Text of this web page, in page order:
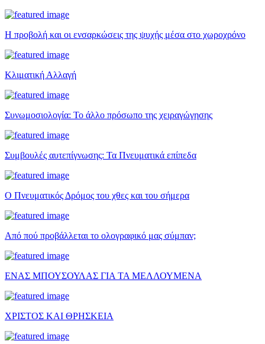
Η προβολή και οι ενσαρκώσεις της ψυχής μέσα στο χωροχρόνο
Κλιματική Αλλαγή
Συνωμοσιολογία: Το άλλο πρόσωπο της χειραγώγησης
Συμβουλές αυτεπίγνωσης: Τα Πνευματικά επίπεδα
Ο Πνευματικός Δρόμος του χθες και του σήμερα
Από πού προβάλλεται το ολογραφικό μας σύμπαν;
ΕΝΑΣ ΜΠΟΥΣΟΥΛΑΣ ΓΙΑ ΤΑ ΜΕΛΛΟΥΜΕΝΑ
ΧΡΙΣΤΟΣ ΚΑΙ ΘΡΗΣΚΕΙΑ